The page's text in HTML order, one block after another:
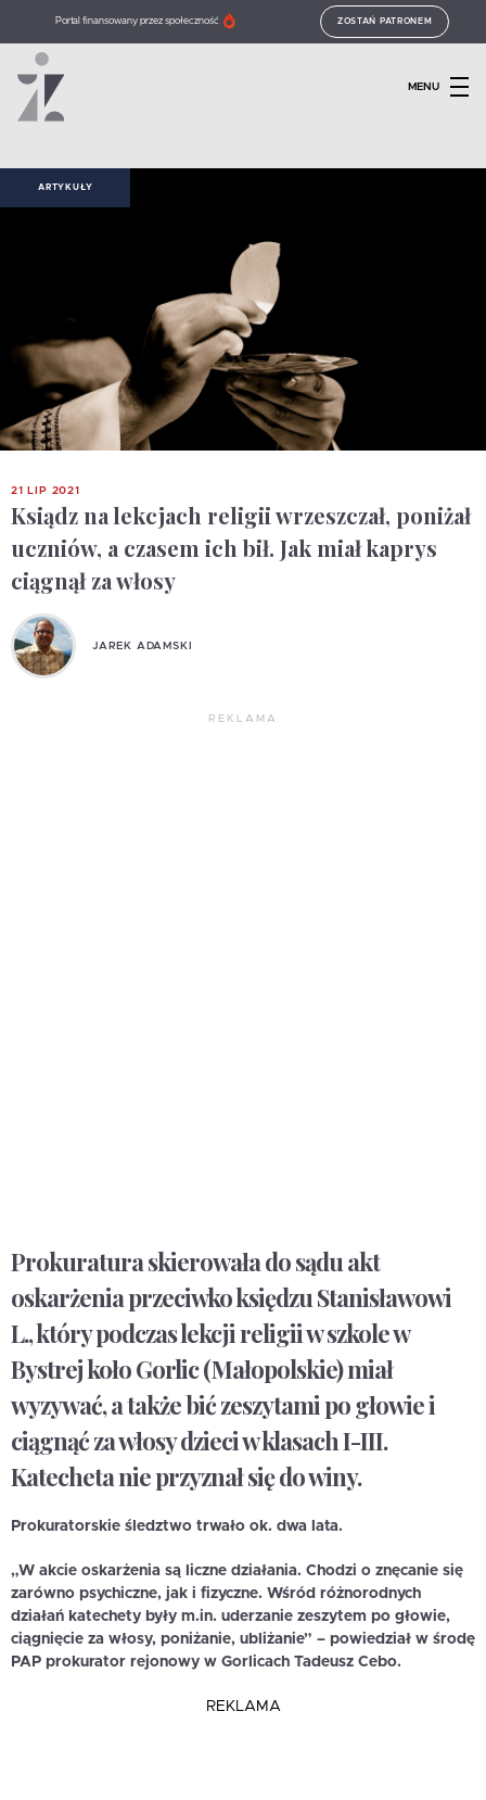
Portal finansowany przez społeczność ZOSTAŃ PATRONEM
MENU
ARTYKUŁY
21 LIP 2021
Ksiądz na lekcjach religii wrzeszczał, poniżał
uczniów, a czasem ich bił. Jak miał kaprys
ciągnął za włosy
JAREK ADAMSKI
REKLAMA
Prokuratura skierowała do sądu akt
oskarżenia przeciwko księdzu Stanisławowi
L., który podczas lekcji religii w szkole w
Bystrej koło Gorlic (Małopolskie) miał
wyzywać, a także bić zeszytami po głowie i
ciągnąć za włosy dzieci w klasach I-III.
Katecheta nie przyznał się do winy.
Prokuratorskie śledztwo trwało ok. dwa lata.
„W akcie oskarżenia są liczne działania. Chodzi o znęcanie się
zarówno psychiczne, jak i fizyczne. Wśród różnorodnych
działań katechety były m.in. uderzanie zeszytem po głowie,
ciągnięcie za włosy, poniżanie, ubliżanie” – powiedział w środę
PAP prokurator rejonowy w Gorlicach Tadeusz Cebo.
REKLAMA